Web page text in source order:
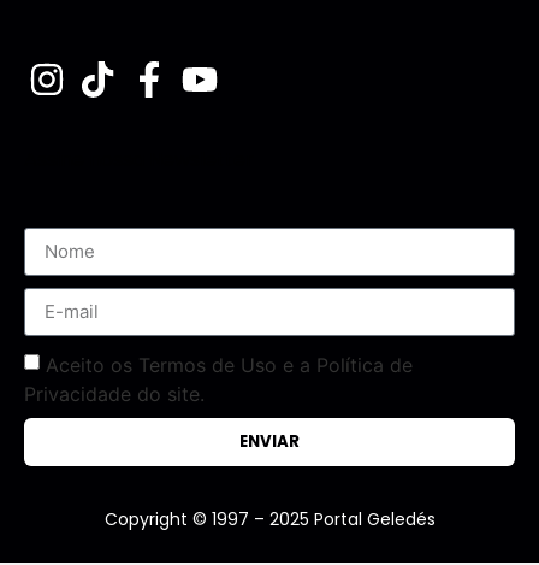
Aceito os Termos de Uso e a Política de
Privacidade do site.
ENVIAR
Copyright © 1997 – 2025 Portal Geledés